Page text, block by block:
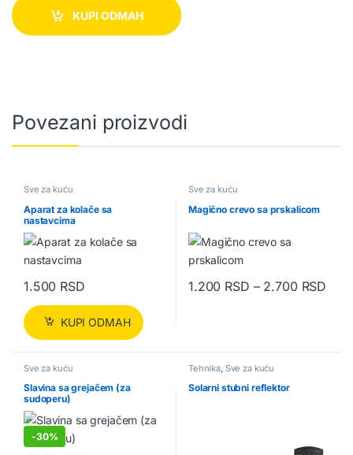
KUPI ODMAH
Povezani proizvodi
Sve za kuću
Aparat za kolače sa
nastavcima
1.500 RSD
KUPI ODMAH
Sve za kuću
Magično crevo sa prskalicom
1.200 RSD – 2.700 RSD
Sve za kuću
Slavina sa grejačem (za
sudoperu)
-30%
Tehnika, Sve za kuću
Solarni stubni reflektor